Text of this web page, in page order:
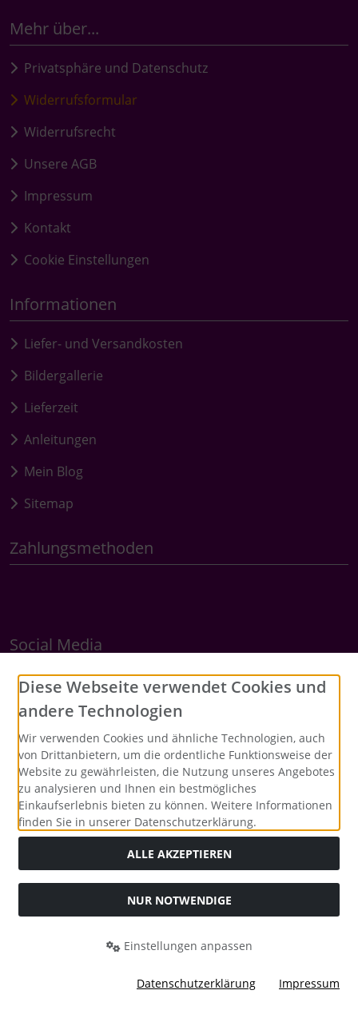
Mehr über...
Privatsphäre und Datenschutz
Widerrufsformular
Widerrufsrecht
Unsere AGB
Impressum
Kontakt
Cookie Einstellungen
Informationen
Liefer- und Versandkosten
Bildergallerie
Lieferzeit
Anleitungen
Mein Blog
Sitemap
Zahlungsmethoden
Social Media
Alle Preise inkl. gesetzl. MwSt. zzgl.Versandkosten
bei Merrys Bastelstübchen - Der kreative Shop für Bastelfans..
Merrys Bastelstübchen - Der kreative Shop für Bastelfans. ©
Diese Webseite verwendet Cookies und
andere Technologien
Wir verwenden Cookies und ähnliche Technologien, auch
von Drittanbietern, um die ordentliche Funktionsweise der
Website zu gewährleisten, die Nutzung unseres Angebotes
zu analysieren und Ihnen ein bestmögliches
Einkaufserlebnis bieten zu können. Weitere Informationen
finden Sie in unserer Datenschutzerklärung.
ALLE AKZEPTIEREN
NUR NOTWENDIGE
Einstellungen anpassen
Datenschutzerklärung Impressum